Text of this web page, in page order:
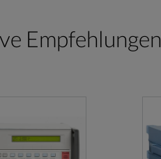
Empfehlungen